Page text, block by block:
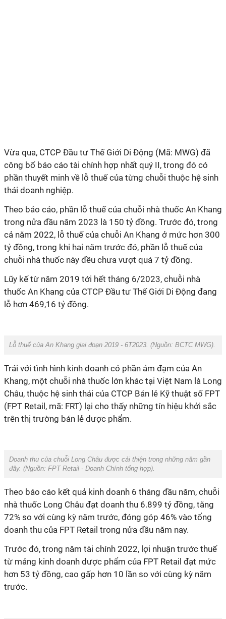
Vừa qua, CTCP Đầu tư Thế Giới Di Động (Mã: MWG) đã
công bố báo cáo tài chính hợp nhất quý II, trong đó có
phần thuyết minh về lỗ thuế của từng chuỗi thuộc hệ sinh
thái doanh nghiệp.
Theo báo cáo, phần lỗ thuế của chuỗi nhà thuốc An Khang
trong nửa đầu năm 2023 là 150 tỷ đồng. Trước đó, trong
cả năm 2022, lỗ thuế của chuỗi An Khang ở mức hơn 300
tỷ đồng, trong khi hai năm trước đó, phần lỗ thuế của
chuỗi nhà thuốc này đều chưa vượt quá 7 tỷ đồng.
Lũy kế từ năm 2019 tới hết tháng 6/2023, chuỗi nhà
thuốc An Khang của CTCP Đầu tư Thế Giới Di Động đang
lỗ hơn 469,16 tỷ đồng.
Lỗ thuế của An Khang giai đoạn 2019 - 6T2023. (Nguồn: BCTC MWG).
Trái với tình hình kinh doanh có phần ảm đạm của An
Khang, một chuỗi nhà thuốc lớn khác tại Việt Nam là Long
Châu, thuộc hệ sinh thái của CTCP Bán lẻ Kỹ thuật số FPT
(FPT Retail, mã: FRT) lại cho thấy những tín hiệu khởi sắc
trên thị trường bán lẻ dược phẩm.
Doanh thu của chuỗi Long Châu được cải thiện trong những năm gần
đây. (Nguồn: FPT Retail - Doanh Chính tổng hợp).
Theo báo cáo kết quả kinh doanh 6 tháng đầu năm, chuỗi
nhà thuốc Long Châu đạt doanh thu 6.899 tỷ đồng, tăng
72% so với cùng kỳ năm trước, đóng góp 46% vào tổng
doanh thu của FPT Retail trong nửa đầu năm nay.
Trước đó, trong năm tài chính 2022, lợi nhuận trước thuế
từ mảng kinh doanh dược phẩm của FPT Retail đạt mức
hơn 53 tỷ đồng, cao gấp hơn 10 lần so với cùng kỳ năm
trước.